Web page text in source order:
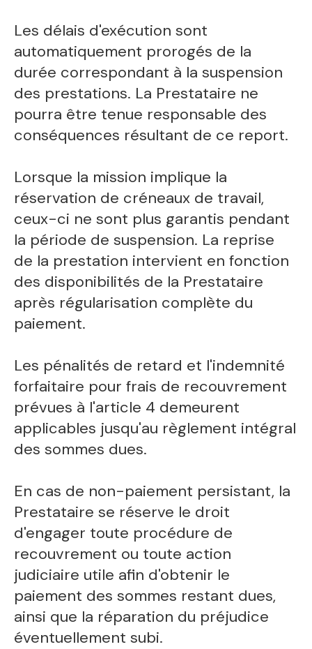
Les délais d'exécution sont
automatiquement prorogés de la
durée correspondant à la suspension
des prestations. La Prestataire ne
pourra être tenue responsable des
conséquences résultant de ce report.
Lorsque la mission implique la
réservation de créneaux de travail,
ceux-ci ne sont plus garantis pendant
la période de suspension. La reprise
de la prestation intervient en fonction
des disponibilités de la Prestataire
après régularisation complète du
paiement.
Les pénalités de retard et l'indemnité
forfaitaire pour frais de recouvrement
prévues à l'article 4 demeurent
applicables jusqu'au règlement intégral
des sommes dues.
En cas de non-paiement persistant, la
Prestataire se réserve le droit
d'engager toute procédure de
recouvrement ou toute action
judiciaire utile afin d'obtenir le
paiement des sommes restant dues,
ainsi que la réparation du préjudice
éventuellement subi.